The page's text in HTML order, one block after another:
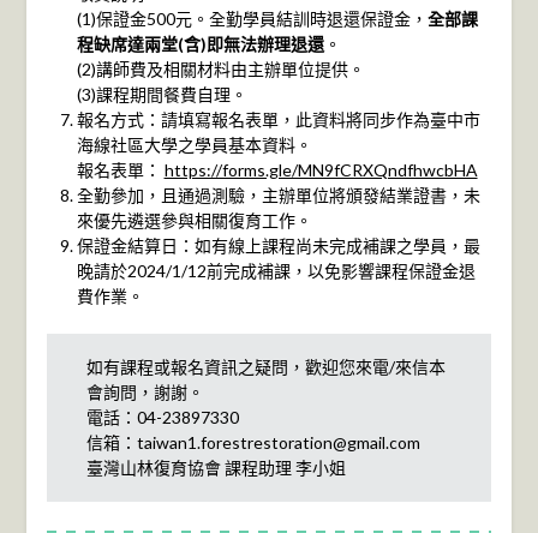
(1)保證金500元。全勤學員結訓時退還保證金， 全部課
程缺席達兩堂(含)即無法辦理退還。
(2)講師費及相關材料由主辦單位提供。
(3)課程期間餐費自理。
報名方式：請填寫報名表單，此資料將同步作為臺中市
海線社區大學之學員基本資料。
報名表單： https://forms.gle/MN9fCRXQndfhwcbHA
全勤參加，且通過測驗，主辦單位將頒發結業證書，未
來優先遴選參與相關復育工作。
保證金結算日：如有線上課程尚未完成補課之學員，最
晚請於2024/1/12前完成補課，以免影響課程保證金退
費作業。
如有課程或報名資訊之疑問，歡迎您來電/來信本
會詢問，謝謝。
電話：04-23897330
信箱： taiwan1.forestrestoration@gmail.com
臺灣山林復育協會 課程助理 李小姐